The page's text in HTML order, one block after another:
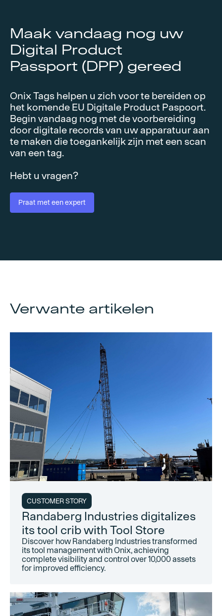
Maak vandaag nog uw
Digital Product
Passport (DPP) gereed
Onix Tags helpen u zich voor te bereiden op
het komende EU Digitale Product Paspoort.
Begin vandaag nog met de voorbereiding
door digitale records van uw apparatuur aan
te maken die toegankelijk zijn met een scan
van een tag.
Hebt u vragen?
Praat met een expert
Verwante artikelen
CUSTOMER STORY
Randaberg Industries digitalizes
its tool crib with Tool Store
Discover how Randaberg Industries transformed
its tool management with Onix, achieving
complete visibility and control over 10,000 assets
for improved efficiency.